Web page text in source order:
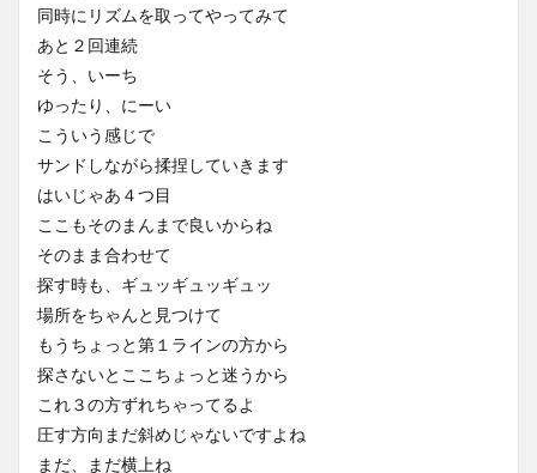
同時にリズムを取ってやってみて
あと２回連続
そう、いーち
ゆったり、にーい
こういう感じで
サンドしながら揉捏していきます
はいじゃあ４つ目
ここもそのまんまで良いからね
そのまま合わせて
探す時も、ギュッギュッギュッ
場所をちゃんと見つけて
もうちょっと第１ラインの方から
探さないとここちょっと迷うから
これ３の方ずれちゃってるよ
圧す方向まだ斜めじゃないですよね
まだ、まだ横上ね